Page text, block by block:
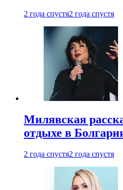
2 года спустя2 года спустя
Милявская
отдыхе в
2 года спустя2 года спустя